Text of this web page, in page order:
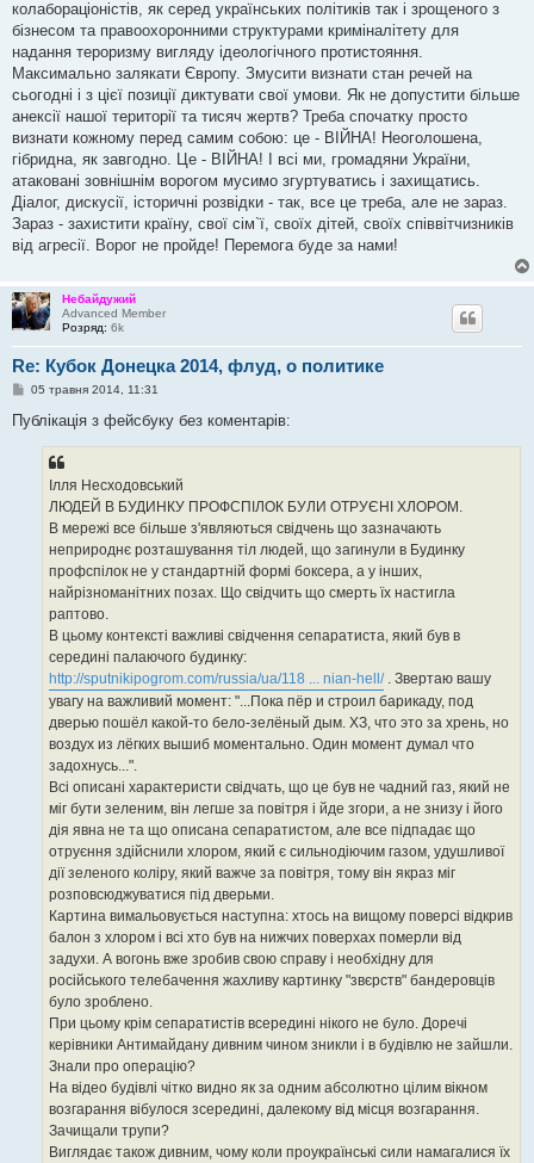
колабораціоністів, як серед українських політиків так і зрощеного з
бізнесом та правоохоронними структурами криміналітету для
надання тероризму вигляду ідеологічного протистояння.
Максимально залякати Європу. Змусити визнати стан речей на
сьогодні і з цієї позиції диктувати свої умови. Як не допустити більше
анексії нашої території та тисяч жертв? Треба спочатку просто
визнати кожному перед самим собою: це - ВІЙНА! Неоголошена,
гібридна, як завгодно. Це - ВІЙНА! І всі ми, громадяни України,
атаковані зовнішнім ворогом мусимо згуртуватись і захищатись.
Діалог, дискусії, історичні розвідки - так, все це треба, але не зараз.
Зараз - захистити країну, свої сім`ї, своїх дітей, своїх співвітчизників
від агресії. Ворог не пройде! Перемога буде за нами!
Небайдужий
Advanced Member
Розряд: 6k
Re: Кубок Донецка 2014, флуд, о политике
П
в
і
05 травня 2014, 11:31
Публікація з фейсбуку без коментарів:
Ілля Несходовський
ЛЮДЕЙ В БУДИНКУ ПРОФСПІЛОК БУЛИ ОТРУЄНІ ХЛОРОМ.
В мережі все більше з'являються свідчень що зазначають
неприроднє розташування тіл людей, що загинули в Будинку
профспілок не у стандартній формі боксера, а у інших,
найрізноманітних позах. Що свідчить що смерть їх настигла
раптово.
В цьому контексті важливі свідчення сепаратиста, який був в
середині палаючого будинку:
http://sputnikipogrom.com/russia/ua/118 ... nian-hell/. Звертаю вашу
увагу на важливий момент: "...Пока пёр и строил барикаду, под
дверью пошёл какой-то бело-зелёный дым. ХЗ, что это за хрень, но
воздух из лёгких вышиб моментально. Один момент думал что
задохнусь...".
Всі описані характеристи свідчать, що це був не чадний газ, який не
міг бути зеленим, він легше за повітря і йде згори, а не знизу і його
дія явна не та що описана сепаратистом, але все підпадає що
отруєння здійснили хлором, який є сильнодіючим газом, удушливої
дії зеленого коліру, який важче за повітря, тому він якраз міг
розповсюджуватися під дверьми.
Картина вимальовується наступна: хтось на вищому поверсі відкрив
балон з хлором і всі хто був на нижчих поверхах померли від
задухи. А вогонь вже зробив свою справу і необхідну для
російського телебачення жахливу картинку "звєрств" бандеровців
було зроблено.
При цьому крім сепаратистів всередині нікого не було. Доречі
керівники Антимайдану дивним чином зникли і в будівлю не зайшли.
Знали про операцію?
На відео будівлі чітко видно як за одним абсолютно цілим вікном
возгарання вібулося зсередині, далекому від місця возгарання.
Зачищали трупи?
Виглядає також дивним, чому коли проукраїнські сили намагалися їх